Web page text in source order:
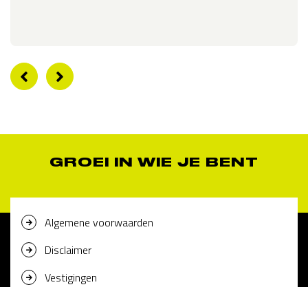
GROEI IN WIE JE BENT
Algemene voorwaarden
Disclaimer
Vestigingen